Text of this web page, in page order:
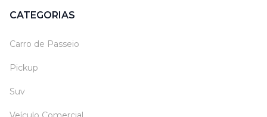
CATEGORIAS
Carro de Passeio
Pickup
Suv